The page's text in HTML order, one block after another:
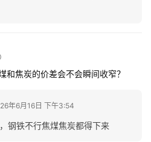
和焦炭的价差会不会瞬间收窄？
年6月16日 下午3:54
钢铁不行焦煤焦炭都得下来